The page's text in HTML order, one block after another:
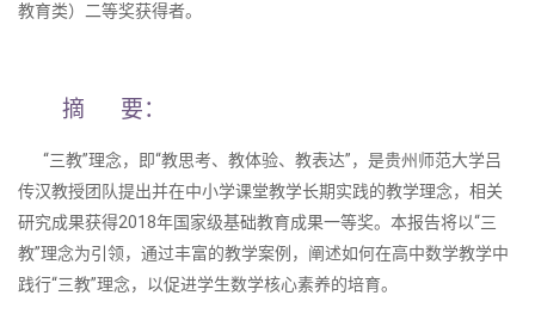
教育类）二等奖获得者。
摘 要：
“三教”理念，即“教思考、教体验、教表达”，是贵州师范大学吕
传汉教授团队提出并在中小学课堂教学长期实践的教学理念，相关
研究成果获得2018年国家级基础教育成果一等奖。本报告将以“三
教”理念为引领，通过丰富的教学案例，阐述如何在高中数学教学中
践行“三教”理念，以促进学生数学核心素养的培育。